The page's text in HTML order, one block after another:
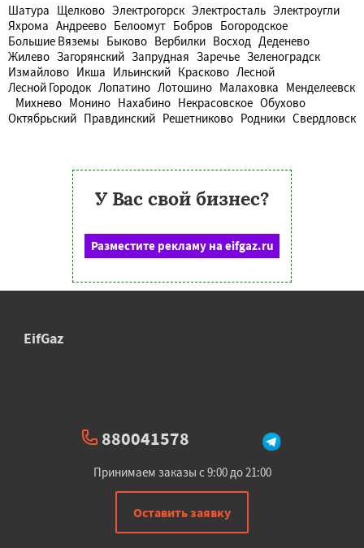
Шатура Щелково Электрогорск Электросталь Электроугли
Яхрома Андреево Белоомут Бобров Богородское
Большие Вяземы Быково Вербилки Восход Деденево
Жилево Загорянский Запрудная Заречье Зеленоградск
Измайлово Икша Ильинский Красково Лесной
Лесной Городок Лопатино Лотошино Малаховка Менделеевск
Михнево Монино Нахабино Некрасовское Обухово
Октябрьский Правдинский Решетниково Родники Свердловск
У Вас свой бизнес?
Разместите рекламу на eifgaz.ru
EifGaz
880041578
Принимаем заказы с 9:00 до 21:00
Оставить заявку